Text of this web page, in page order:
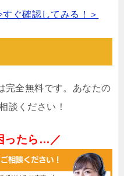
ぐ確認してみる！＞
完全無料です。あなたの
談ください！
ったら…／